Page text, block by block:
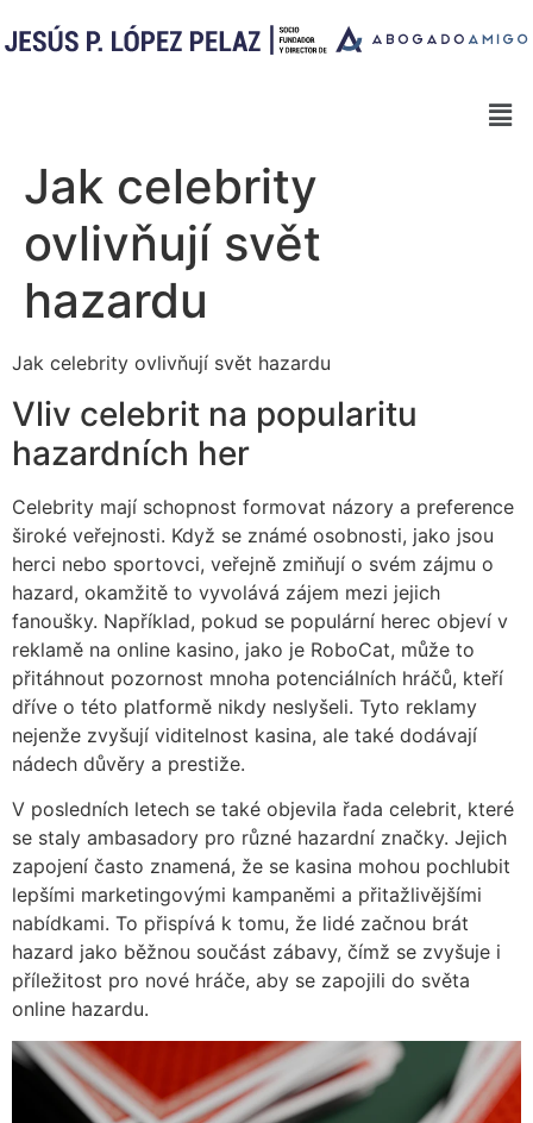
Jak celebrity
ovlivňují svět
hazardu
Jak celebrity ovlivňují svět hazardu
Vliv celebrit na popularitu
hazardních her
Celebrity mají schopnost formovat názory a preference
široké veřejnosti. Když se známé osobnosti, jako jsou
herci nebo sportovci, veřejně zmiňují o svém zájmu o
hazard, okamžitě to vyvolává zájem mezi jejich
fanoušky. Například, pokud se populární herec objeví v
reklamě na online kasino, jako je RoboCat, může to
přitáhnout pozornost mnoha potenciálních hráčů, kteří
dříve o této platformě nikdy neslyšeli. Tyto reklamy
nejenže zvyšují viditelnost kasina, ale také dodávají
nádech důvěry a prestiže.
V posledních letech se také objevila řada celebrit, které
se staly ambasadory pro různé hazardní značky. Jejich
zapojení často znamená, že se kasina mohou pochlubit
lepšími marketingovými kampaněmi a přitažlivějšími
nabídkami. To přispívá k tomu, že lidé začnou brát
hazard jako běžnou součást zábavy, čímž se zvyšuje i
příležitost pro nové hráče, aby se zapojili do světa
online hazardu.